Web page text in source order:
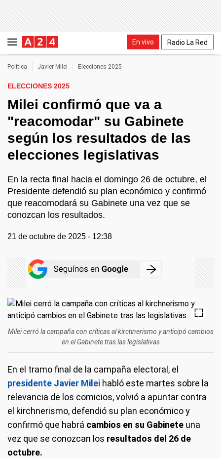
En vivo Radio La Red
Política Javier Milei Elecciones 2025
ELECCIONES 2025
Milei confirmó que va a
"reacomodar" su Gabinete
según los resultados de las
elecciones legislativas
En la recta final hacia el domingo 26 de octubre, el
Presidente defendió su plan económico y confirmó
que reacomodará su Gabinete una vez que se
conozcan los resultados.
21 de octubre de 2025 - 12:38
Milei cerró la campaña con críticas al kirchnerismo y anticipó cambios
en el Gabinete tras las legislativas
En el tramo final de la campaña electoral, el
presidente Javier Milei habló este martes sobre la
relevancia de los comicios, volvió a apuntar contra
el kirchnerismo, defendió su plan económico y
confirmó que habrá cambios en su Gabinete una
vez que se conozcan los resultados del 26 de
octubre.